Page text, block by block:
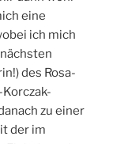
eine
ich mich
des Rosa-
zu einer
der im